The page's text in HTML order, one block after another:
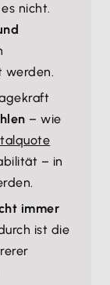
nicht.
werden.
– wie
– in
immer
ist die